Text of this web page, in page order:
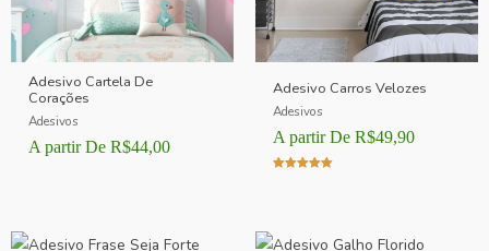
Adesivo Cartela De
Corações
Adesivos
A partir De R$44,00
Adesivo Carros Velozes
Adesivos
A partir De R$49,90